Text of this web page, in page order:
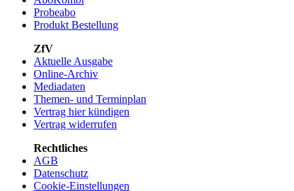
Probeabo
Produkt Bestellung
ZfV
Aktuelle Ausgabe
Online-Archiv
Mediadaten
Themen- und Terminplan
Vertrag hier kündigen
Vertrag widerrufen
Rechtliches
AGB
Datenschutz
Cookie-Einstellungen